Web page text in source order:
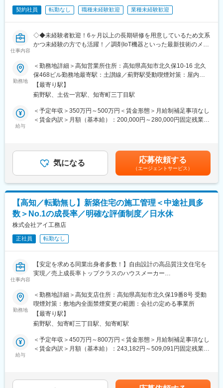
われているか、患者様の状態変化が無いかを確認します。
■午後：
・患者様の報告書作成
・治験の参加候補となる患者様をカルテから探す
・医師との打ち合わせ
■基礎研修が充実：
入社後1か月は研修期間となります。ビジネスマナーやPCスキル
研修が入社後研修としてあり、PC慣れしていない方も安心してご
入社いただけます。
現場配属後は、OJTで独り立ちまでサポートその後も定期的なフ
ォローアップ研修や、専門性を高める継続研修、階層別研修など
・ご自宅から1時間程度で通える施設をお任せする予定です。
・スーパーフレックスタイム制を導入しており、社員自身が業務
のスケジュールに合わせて始業、就業時間を決めることができま
す。
・5日間のリフレッシュ休暇制度や、時間単位で取得できる有給休
暇。
・産前産後休暇（妊娠中時短勤務あり）、子供が3歳になるまで取
得できる育児休業、
復帰後は短時間勤務制度の利用も可能。
※育児休業から復帰し3ヶ月後に、育児補助支援金を給付。
変更の範囲：会社の定める業務
契約社員 転勤なし 職種未経験歓迎 業種未経験歓迎
仕事内容
◇◆未経験者歓迎！6ヶ月以上の長期研修を用意しているため文系
かつ未経験の方でも活躍！／調剤IoT機器といった最新技術のメン
い方も歓迎！社会貢献性の高い仕事◆◇
【はじめに】
当ポジションはフィールドエンジニアと言われる、自社製品を購
入されたお客様先へ出向き、機械やシステムのメンテナンスを行
う技術職となります。
メンテナンススキルの市場価値は上昇の一途を辿っており、同社
【業務内容】
同社のフィールドエンジニアとして主力製品である「全自動調剤
分包機」や「リアルタイム薬品管理装置」といった調剤IoT機器の
【業務詳細】
（1）メンテナンス契約を締結していただいているお客様に定期的
に伺って機械の状態を確認調整する業務
（2）メンテナンス契約の有無に関わらず全ての機械トラブルに対
する緊急対応
（3）新しい機械を導入する際の導入設置作業
（4）メンテナンスに関する書類作成（保守契約更新、修理履歴・
機器状態報告書など）
【ポジションの魅力】
全く無い方でも立ち上りが可能となっております。
・業界トップクラスのIoT製品や医療システムに触れる事が可能で
す。また、製品知識だけでなくメンテナンススキルも習得可能な
ため市場価値向上が可能です。
登用となり、業界トップクラスシェアを誇る優良企業の正社員と
して安定就業が可能です。（登用率98%、試験ノルマなし）
最新のIoT技術に注力しており、これまで人の手でアナログに行わ
勤務地
＜勤務地詳細＞高知営業所住所：高知県高知市北久保10-16 北久
保468ビル勤務地最寄駅：土讃線／薊野駅受動喫煙対策：屋内全
面禁煙変更の範囲：会社の定める事業所（リモートワーク含む）
【最寄り駅】
薊野駅、土佐一宮駅、知寄町三丁目駅
給与
＜予定年収＞350万円～500万円＜賃金形態＞月給制補足事項なし
＜賃金内訳＞月額（基本給）：200,000円～280,000円固定残業手
＞※給与詳細は、年齢・スキルを考慮し決定します。■昇給：年1
回■賞与：年2回年収420万円／30歳 経験5年年収500万円／32歳
経験7年賃金はあくまでも目安の金額であり、選考を通じて上下す
る可能性があります。月給(月額)は固定手当を含めた表記です。
気になる 応募依頼する
（エージェントサービス）
【高知／転勤無し】新築住宅の施工管理＜中途社員多
数＞No.1の成長率／明確な評価制度／日水休
株式会社アイ工務店
正社員 転勤なし
仕事内容
【安定を求める同業出身者多数！】自由設計の高品質注文住宅を
実現／売上成長率トップクラスのハウスメーカー
思決定いただいた方多数！
◎成長率の高さという安定性で、同業からの転職者にも選んでい
ただいております！
◎2010年創業とまだ歴史の浅い同社での管理職候補の採用
理想の家づくりにおけるベストパートナーを目指す当社で、施工
管理職をお任せします。
勤務地
＜勤務地詳細＞高知支店住所：高知県高知市北久保19番8号 受動
喫煙対策：敷地内全面禁煙変更の範囲：会社の定める事業所
【最寄り駅】
薊野駅、知寄町三丁目駅、知寄町駅
給与
＜予定年収＞450万円～800万円＜賃金形態＞月給制補足事項なし
＜賃金内訳＞月額（基本給）：243,182円～509,091円固定残業手
＞■賞与：年2回（3月、9月）※個人の実績による（年収例）33歳